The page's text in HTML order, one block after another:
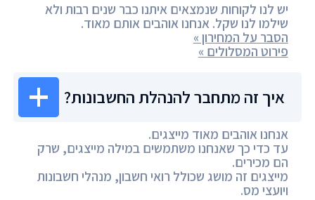
יש לנו לקוחות שנמצאים איתנו כבר שנים רבות ולא
שילמו לנו שקל. אנחנו אוהבים אותם מאוד.
הסבר על המחירון »
פירוט המסלולים »
איך זה מתחבר להנהלת החשבונות?
אנחנו אוהבים מאוד מייצגים.
עד כדי כך שאנחנו משתמשים במילה מייצגים, שרק
הם מכירים.
מייצגים זה מושג שכולל רואי חשבון, מנהלי חשבונות
ויועצי מס.